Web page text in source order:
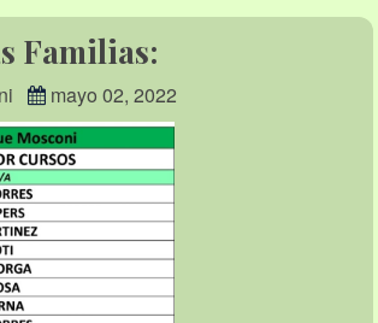
Familias:
mayo 02, 2022